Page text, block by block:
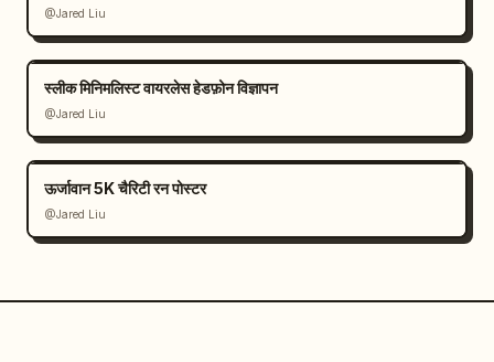
@Jared Liu
स्लीक मिनिमलिस्ट वायरलेस हेडफ़ोन विज्ञापन
@Jared Liu
ऊर्जावान 5K चैरिटी रन पोस्टर
@Jared Liu